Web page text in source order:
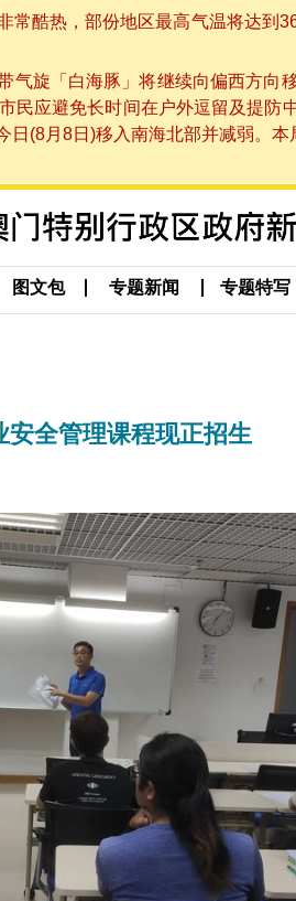
常酷热，部份地区最高气温将达
气旋「白海豚」将继续向偏西方
民应避免长时间在户外逗留及提
日(8月8日)移入南海北部并减弱。
图文包 专题新闻 专题特写
全管理课程现正招生